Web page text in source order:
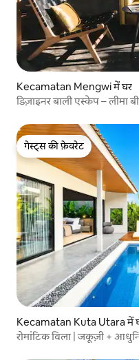
Kecamatan Mengwi में घर
डिज़ाइनर बाली एस्केप – लीमा
गेस्ट्स की फ़ेवरेट
गेस्ट्स की फ़ेवरेट
Kecamatan Kuta Utara में
रोमांटिक विला | जकूज़ी +